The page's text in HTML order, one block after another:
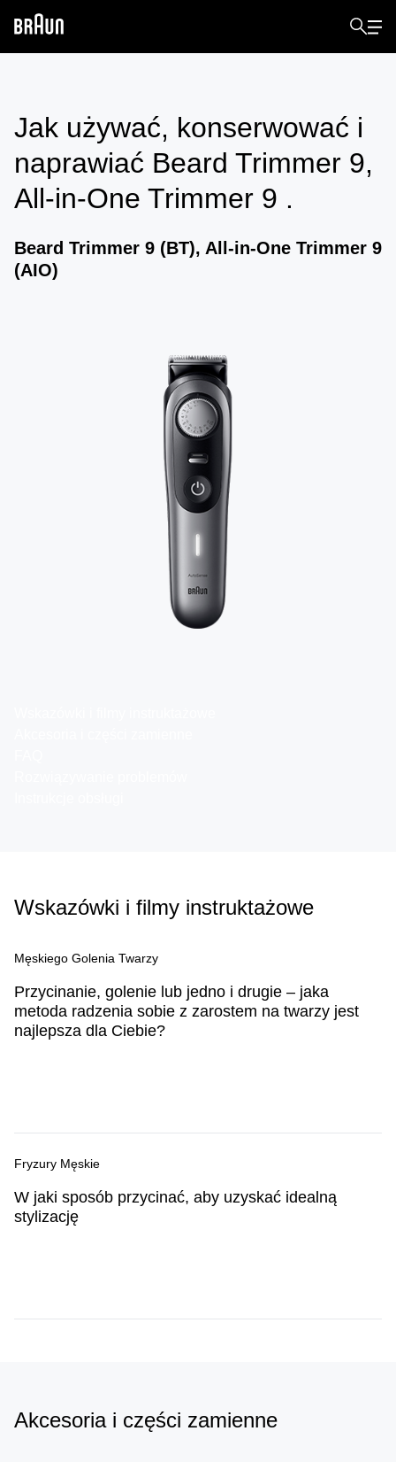
Jak używać, konserwować i
naprawiać Beard Trimmer 9,
All-in-One Trimmer 9 .
Beard Trimmer 9 (BT), All-in-One Trimmer 9
(AIO)
Wskazówki i filmy instruktażowe
Męskiego Golenia Twarzy
Przycinanie, golenie lub jedno i drugie – jaka
metoda radzenia sobie z zarostem na twarzy jest
najlepsza dla Ciebie?
Fryzury Męskie
W jaki sposób przycinać, aby uzyskać idealną
stylizację
Akcesoria i części zamienne